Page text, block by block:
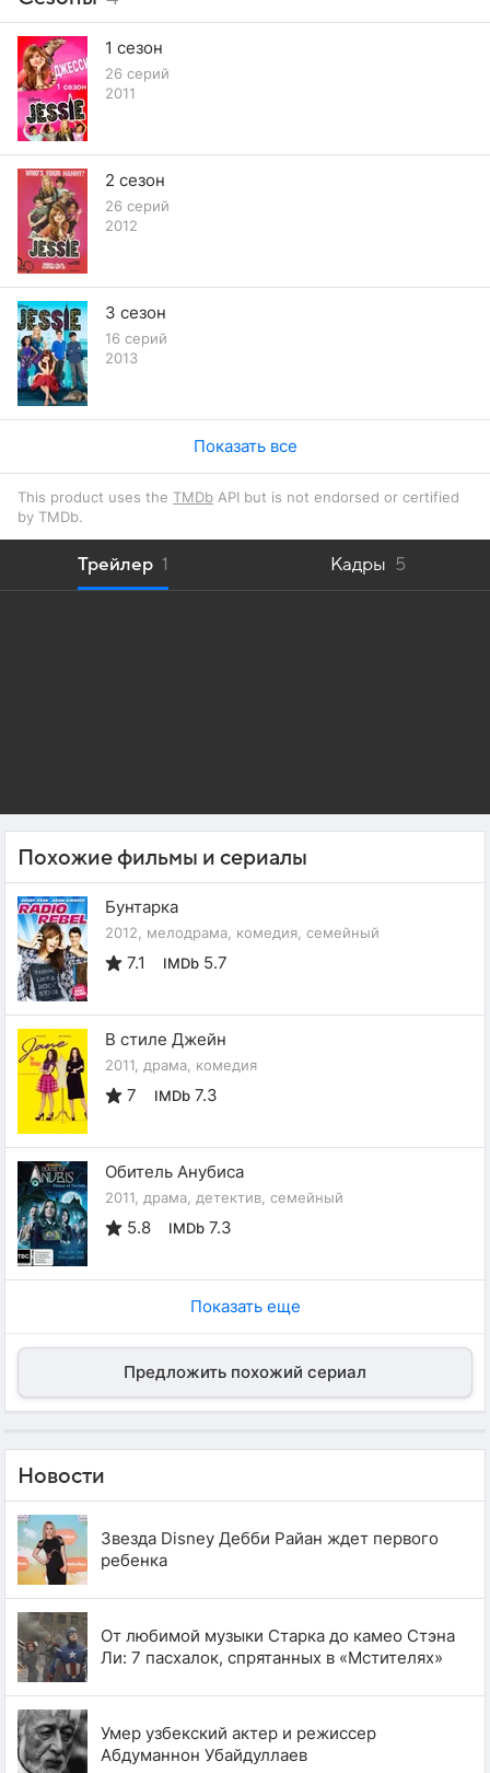
1 сезон
26 серий
2011
2 сезон
26 серий
2012
3 сезон
16 серий
2013
Показать все
This product uses the TMDb API but is not endorsed or certified
by TMDb.
Трейлер 1 Кадры 5
Похожие фильмы и сериалы
Бунтарка
2012, мелодрама, комедия, семейный
7.1 IMDb 5.7
В стиле Джейн
2011, драма, комедия
7 IMDb 7.3
Обитель Анубиса
2011, драма, детектив, семейный
5.8 IMDb 7.3
Показать еще
Предложить похожий сериал
Новости
Звезда Disney Дебби Райан ждет первого
ребенка
От любимой музыки Старка до камео Стэна
Ли: 7 пасхалок, спрятанных в «Мстителях»
Умер узбекский актер и режиссер
Абдуманнон Убайдуллаев